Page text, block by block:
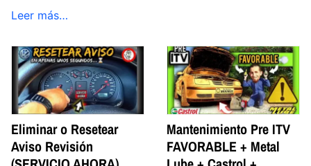
Leer más…
Eliminar o Resetear
Aviso Revisión
Mantenimiento Pre ITV
FAVORABLE + Metal